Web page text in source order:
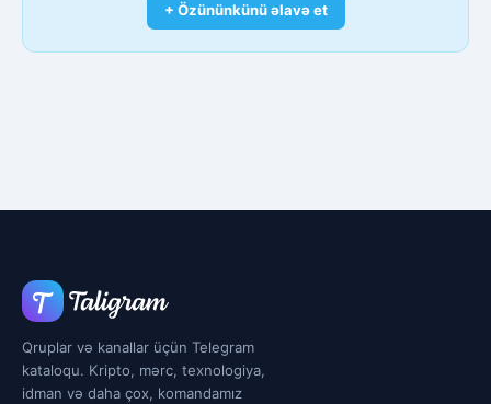
+ Özününkünü əlavə et
Qruplar və kanallar üçün Telegram
kataloqu. Kripto, mərc, texnologiya,
idman və daha çox, komandamız